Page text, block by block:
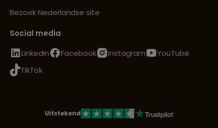
Bezoek Nederlandse site
Social media
LinkedIn
Facebook Instagram
YouTube
TikTok
Uitstekend